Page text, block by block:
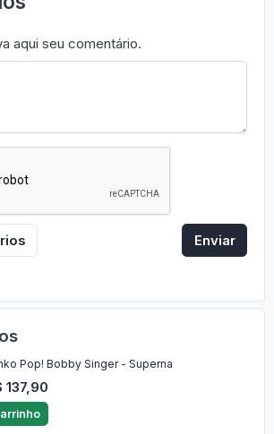
aqui seu comentário.
Enviar
Pop! Bobby Singer - Superna
137,90